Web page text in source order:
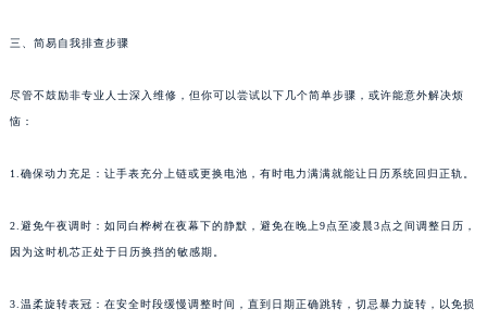
三、简易自我排查步骤
尽管不鼓励非专业人士深入维修，但你可以尝试以下几个简单步骤，或许能意外解决烦
恼：
1.确保动力充足：让手表充分上链或更换电池，有时电力满满就能让日历系统回归正轨。
2.避免午夜调时：如同白桦树在夜幕下的静默，避免在晚上9点至凌晨3点之间调整日历，
因为这时机芯正处于日历换挡的敏感期。
3.温柔旋转表冠：在安全时段缓慢调整时间，直到日期正确跳转，切忌暴力旋转，以免损